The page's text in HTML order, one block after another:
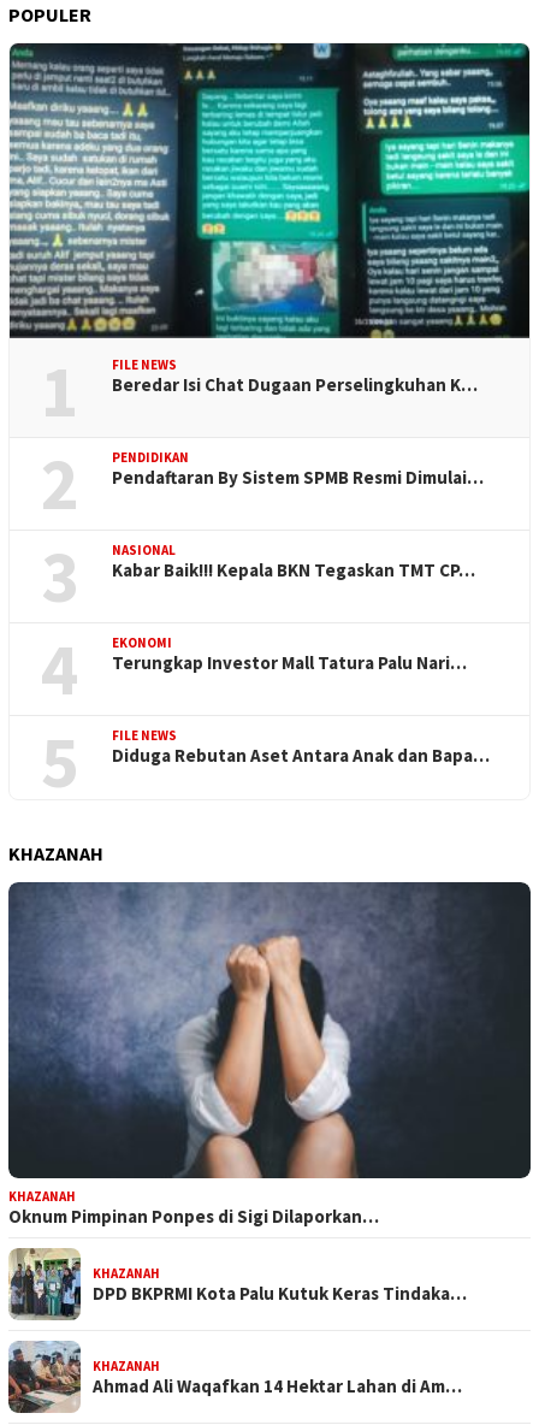
POPULER
1 FILE NEWS
Beredar Isi Chat Dugaan Perselingkuhan K…
2 PENDIDIKAN
Pendaftaran By Sistem SPMB Resmi Dimulai…
3 NASIONAL
Kabar Baik!!! Kepala BKN Tegaskan TMT CP…
4 EKONOMI
Terungkap Investor Mall Tatura Palu Nari…
5 FILE NEWS
Diduga Rebutan Aset Antara Anak dan Bapa…
KHAZANAH
KHAZANAH
Oknum Pimpinan Ponpes di Sigi Dilaporkan…
KHAZANAH
DPD BKPRMI Kota Palu Kutuk Keras Tindaka…
KHAZANAH
Ahmad Ali Waqafkan 14 Hektar Lahan di Am…